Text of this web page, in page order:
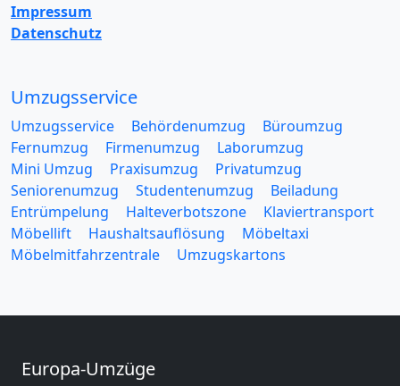
Impressum
Datenschutz
Umzugsservice
Umzugsservice Behördenumzug
Büroumzug
Fernumzug
Firmenumzug
Laborumzug
Mini Umzug
Praxisumzug
Privatumzug
Seniorenumzug
Studentenumzug
Beiladung
Entrümpelung
Halteverbotszone
Klaviertransport
Möbellift
Haushaltsauflösung
Möbeltaxi
Möbelmitfahrzentrale
Umzugskartons
Europa-Umzüge